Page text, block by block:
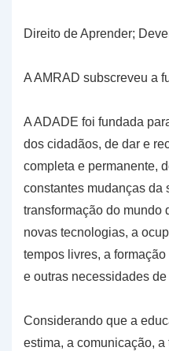
Direito de Aprender;
A AMRAD subscreveu a
A ADADE foi fundada
dos cidadãos, de dar e
completa e permanente,
constantes mudanças da
transformação do mundo
novas tecnologias, a
tempos livres, a
e outras necessidades
Considerando que a
estima, a comunicação,